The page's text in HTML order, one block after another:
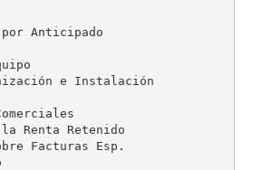
por Anticipado
e Instalación
Renta Retenido
Facturas Esp.